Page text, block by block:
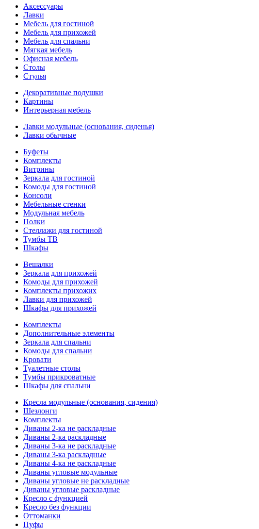
Аксессуары
Лавки
Мебель для гостиной
Мебель для прихожей
Мебель для спальни
Мягкая мебель
Офисная мебель
Столы
Стулья
Декоративные подушки
Картины
Интерьерная мебель
Лавки модульные (основания, сиденья)
Лавки обычные
Буфеты
Комплекты
Витрины
Зеркала для гостиной
Комоды для гостиной
Консоли
Мебельные стенки
Модульная мебель
Полки
Стеллажи для гостиной
Тумбы ТВ
Шкафы
Вешалки
Зеркала для прихожей
Комоды для прихожей
Комплекты прихожих
Лавки для прихожей
Шкафы для прихожей
Комплекты
Дополнительные элементы
Зеркала для спальни
Комоды для спальни
Кровати
Туалетные столы
Тумбы прикроватные
Шкафы для спальни
Кресла модульные (основания, сидения)
Шезлонги
Комплекты
Диваны 2-ка не раскладные
Диваны 2-ка раскладные
Диваны 3-ка не раскладные
Диваны 3-ка раскладные
Диваны 4-ка не раскладные
Диваны угловые модульные
Диваны угловые не раскладные
Диваны угловые раскладные
Кресло с функцией
Кресло без функции
Оттоманки
Пуфы